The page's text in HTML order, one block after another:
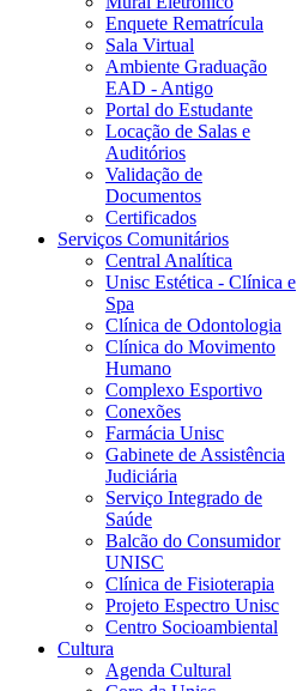
Enquete Rematrícula
Sala Virtual
Ambiente Graduação
EAD - Antigo
Portal do Estudante
Locação de Salas e
Auditórios
Validação de
Documentos
Certificados
Serviços Comunitários
Central Analítica
Unisc Estética - Clínica e
Spa
Clínica de Odontologia
Clínica do Movimento
Humano
Complexo Esportivo
Conexões
Farmácia Unisc
Gabinete de Assistência
Judiciária
Serviço Integrado de
Saúde
Balcão do Consumidor
UNISC
Clínica de Fisioterapia
Projeto Espectro Unisc
Centro Socioambiental
Cultura
Agenda Cultural